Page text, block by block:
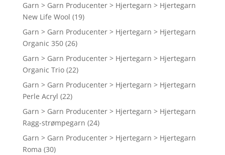
Garn > Garn Producenter > Hjertegarn > Hjertegarn
New Life Wool (19)
Garn > Garn Producenter > Hjertegarn > Hjertegarn
Organic 350 (26)
Garn > Garn Producenter > Hjertegarn > Hjertegarn
Organic Trio (22)
Garn > Garn Producenter > Hjertegarn > Hjertegarn
Perle Acryl (22)
Garn > Garn Producenter > Hjertegarn > Hjertegarn
Ragg-strømpegarn (24)
Garn > Garn Producenter > Hjertegarn > Hjertegarn
Roma (30)